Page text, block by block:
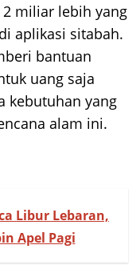
miliar lebih yang
aplikasi sitabah.
bantuan
uang saja
kebutuhan yang
alam ini.
Libur Lebaran,
Apel Pagi